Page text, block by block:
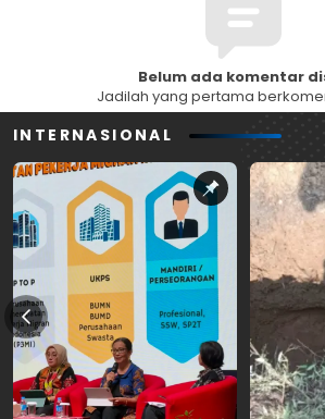
Belum ada komentar
Jadilah yang pertama
INTERNASIONAL